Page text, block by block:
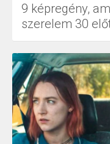
9 képregény,
szerelem 30